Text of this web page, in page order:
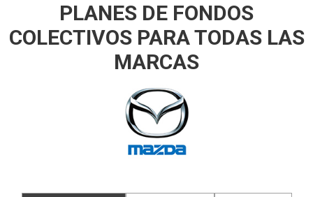
PLANES DE FONDOS
COLECTIVOS PARA TODAS LAS
MARCAS